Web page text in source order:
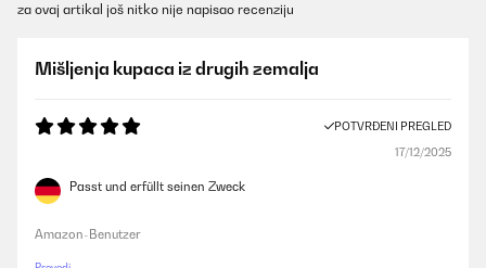
za ovaj artikal još nitko nije napisao recenziju
Mišljenja kupaca iz drugih zemalja
POTVRĐENI PREGLED
17/12/2025
Passt und erfüllt seinen Zweck
Amazon-Benutzer